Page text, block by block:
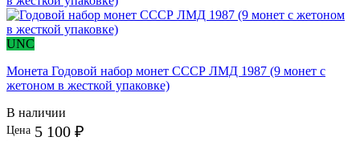
UNC
Монета Годовой набор монет СССР ЛМД 1987 (9 монет с
жетоном в жесткой упаковке)
В наличии
Цена 5 100 ₽